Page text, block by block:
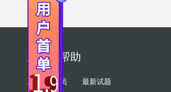
服务与帮助
成为VIP会员 最新试题